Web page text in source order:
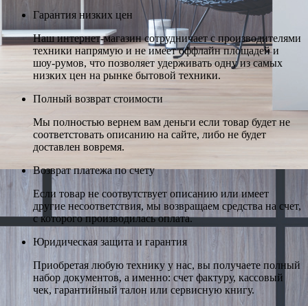
Гарантия низких цен
Наш интернет-магазин сотрудничает с производителями
техники напрямую и не имеет оффлайн площадей и
шоу-румов, что позволяет удерживать одну из самых
низких цен на рынке бытовой техники.
Полный возврат стоимости
Мы полностью вернем вам деньги если товар будет не
соответстовать описанию на сайте, либо не будет
доставлен вовремя.
Возврат платежа по счету
Если товар не соотвутствует описанию или имеет
другие несоответствия, мы возвращаем средства на счет,
с которого производилась оплата.
Юридическая защита и гарантия
Приобретая любую технику у нас, вы получаете полный
набор документов, а именно: счет фактуру, кассовый
чек, гарантийный талон или сервисную книгу.